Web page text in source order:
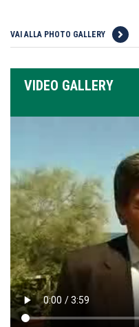
VAI ALLA PHOTO GALLERY
VIDEO GALLERY